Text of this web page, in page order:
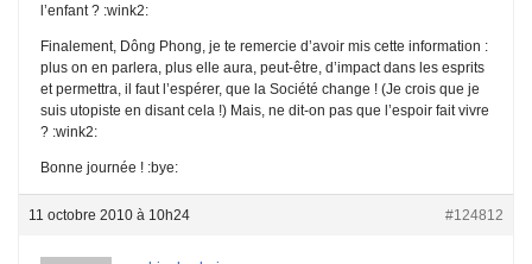
l’enfant ? :wink2:
Finalement, Dông Phong, je te remercie d’avoir mis cette information :
plus on en parlera, plus elle aura, peut-être, d’impact dans les esprits
et permettra, il faut l’espérer, que la Société change ! (Je crois que je
suis utopiste en disant cela !) Mais, ne dit-on pas que l’espoir fait vivre
? :wink2:
Bonne journée ! :bye:
11 octobre 2010 à 10h24 #124812